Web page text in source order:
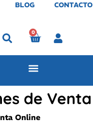
BLOG CONTACTO
0
de Venta
Online